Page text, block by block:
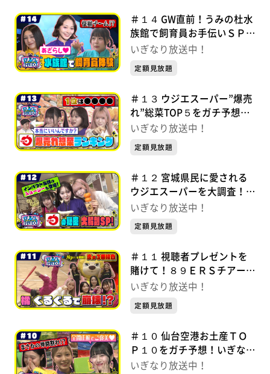
＃１４ GW直前！うみの杜水
族館で飼育員お手伝いＳＰ
いぎなり放送中！【未公開シ
いぎなり放送中！
定額見放題
＃１３ ウジエスーパー”爆売
れ”総菜TOP５をガチ予想！
いぎなり放送中！【未公開シ
いぎなり放送中！
定額見放題
＃１２ 宮城県民に愛される
ウジエスーパーを大調査！い
ぎなり放送中！【未公開シー
いぎなり放送中！
定額見放題
＃１１ 視聴者プレゼントを
賭けて！８９ＥＲＳチアーズ
と炎の３番勝負！いぎなり放
いぎなり放送中！
定額見放題
＃１０ 仙台空港お土産ＴＯ
Ｐ１０をガチ予想！いぎなり
放送中！【未公開シーンあ
いぎなり放送中！